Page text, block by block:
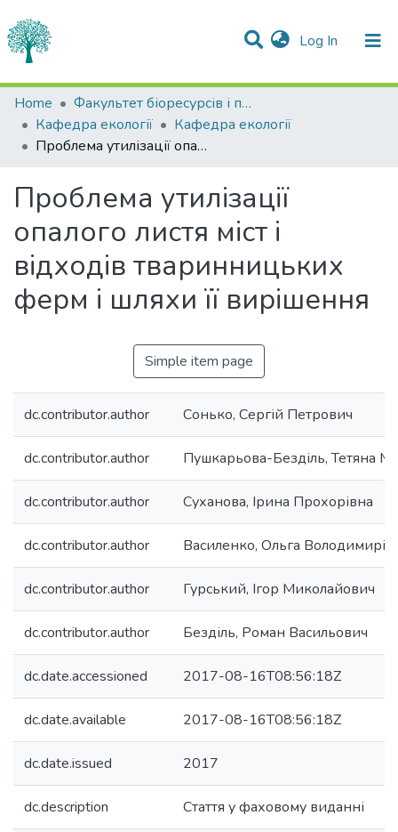
Log In (current)
Statistics
Communities & Collections
Home
Факультет біоресурсів і природокористування
Кафедра екології
Кафедра екології
Проблема утилізації опалого листя міст і відходів тваринницьких ферм і шляхи її вирішення
Проблема утилізації
опалого листя міст і
відходів тваринницьких
ферм і шляхи її вирішення
Simple item page
dc.contributor.author Сонько, Сергій Петрович
dc.contributor.author Пушкарьова-Безділь, Тетяна
dc.contributor.author Суханова, Ірина Прохорівна
dc.contributor.author Василенко, Ольга
dc.contributor.author Гурський, Ігор Миколайович
dc.contributor.author Безділь, Роман Васильович
dc.date.accessioned 2017-08-16T08:56:18Z
dc.date.available 2017-08-16T08:56:18Z
dc.date.issued 2017
dc.description Стаття у фаховому виданні